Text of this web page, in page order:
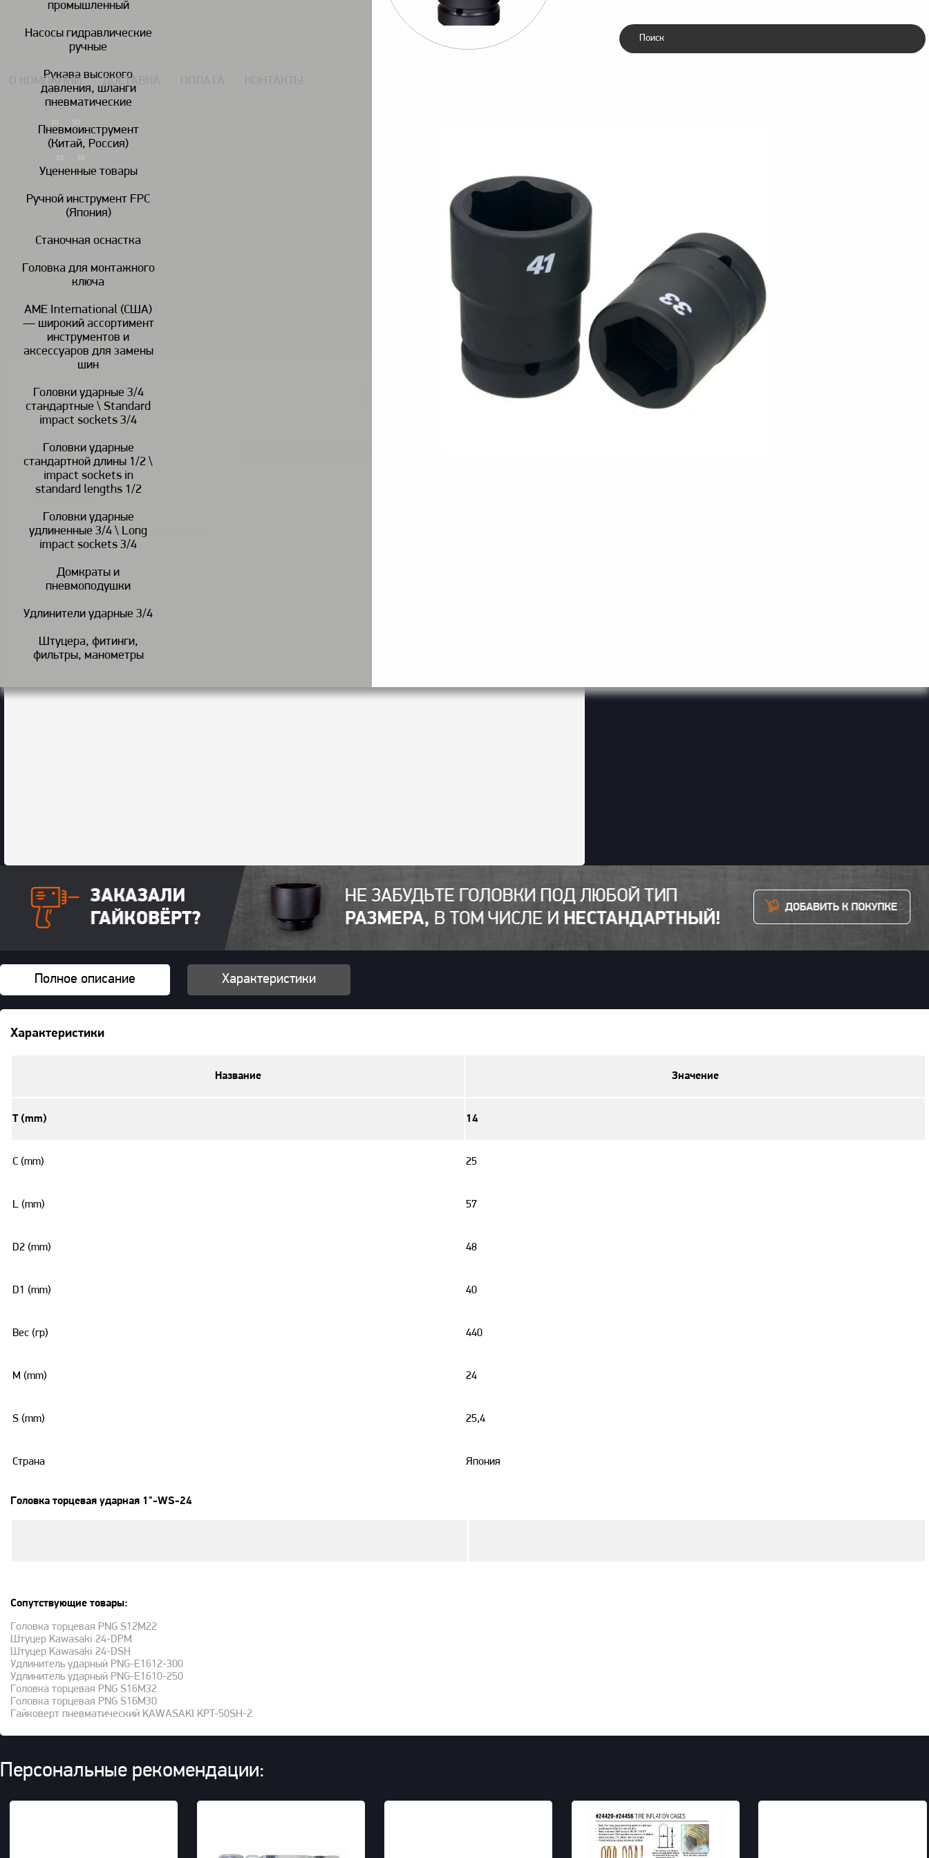
117434, г. Москва, Дмитровское шоссе 13, пом. 7 ЖК Дыхание.
промышленный
Насосы гидравлические
ручные
Рукава высокого
давления, шланги
пневматические
Пневмоинструмент
(Китай, Россия)
Уцененные товары
Ручной инструмент FPC
(Япония)
Станочная оснастка
Головка для монтажного
ключа
AME International (США)
— широкий ассортимент
инструментов и
аксессуаров для замены
шин
Головки ударные 3/4
стандартные \ Standard
impact sockets 3/4
Головки ударные
стандартной длины 1/2 \
impact sockets in
standard lengths 1/2
Головки ударные
удлиненные 3/4 \ Long
impact sockets 3/4
Домкраты и
пневмоподушки
Удлинители ударные 3/4
Штуцера, фитинги,
фильтры, манометры
(495) 924-55-33
Пн-Чт: 0930-18 00
(495) 924-55-30
30 30
Гайковереты
пневматические
Бормашины
пневматические
Штробники
пневматические
пневматические
Головки ударные / удлинители/шарниры/переходники Головки ударные 1/1 стандартные \ Standard impact sockets 1/1 Головка торцевая 1"-WS-24
Головка торцевая 1"-WS-24
В наличии Цена по запросу
>
Головка торцевая ударная 1"-WS-24
Полное описание Характеристики
Характеристики
Название Значение
T (mm) 14
C (mm) 25
L (mm) 57
D2 (mm) 48
D1 (mm) 40
Вес (гр) 440
M (mm) 24
S (mm) 25,4
Страна Япония
Головка торцевая ударная 1"-WS-24
Сопутствующие товары:
Головка торцевая PNG S12M22
Штуцер Kawasaki 24-DPM
Штуцер Kawasaki 24-DSH
Удлинитель ударный PNG-E1612-300
Удлинитель ударный PNG-E1610-250
Головка торцевая PNG S16M32
Головка торцевая PNG S16M30
Гайковерт пневматический KAWASAKI KPT-50SH-2
Персональные рекомендации:
О КОМПАНИИ ДОСТАВКА